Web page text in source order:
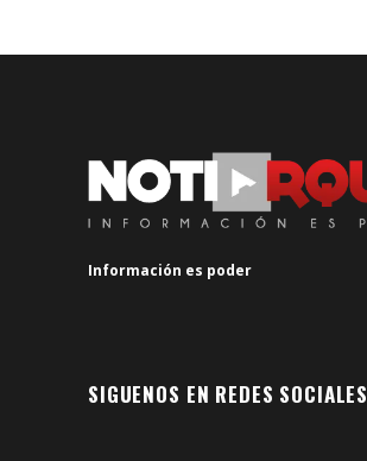
Información es poder
SIGUENOS EN REDES SOCIALES